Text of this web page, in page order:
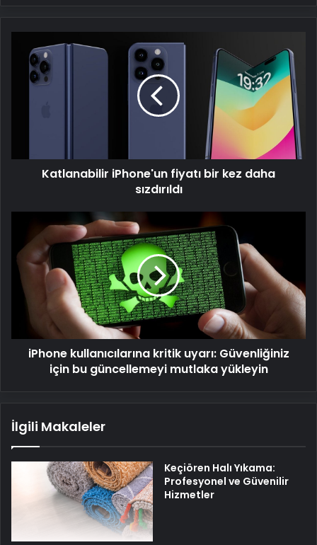
iPhone'un
fiyatı
Katlanabilir iPhone'un fiyatı bir kez daha
sızdırıldı
kullanıcılarına
kritik
uyarı:
Güvenliğiniz
için
güncellemeyi
mutlaka
yükleyin
iPhone kullanıcılarına kritik uyarı: Güvenliğiniz
için bu güncellemeyi mutlaka yükleyin
İlgili Makaleler
Keçiören Halı Yıkama:
Profesyonel ve Güvenilir
Hizmetler